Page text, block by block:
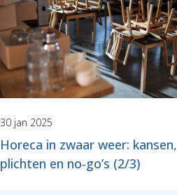
30 jan 2025
Horeca in zwaar weer: kansen,
plichten en no-go’s (2/3)